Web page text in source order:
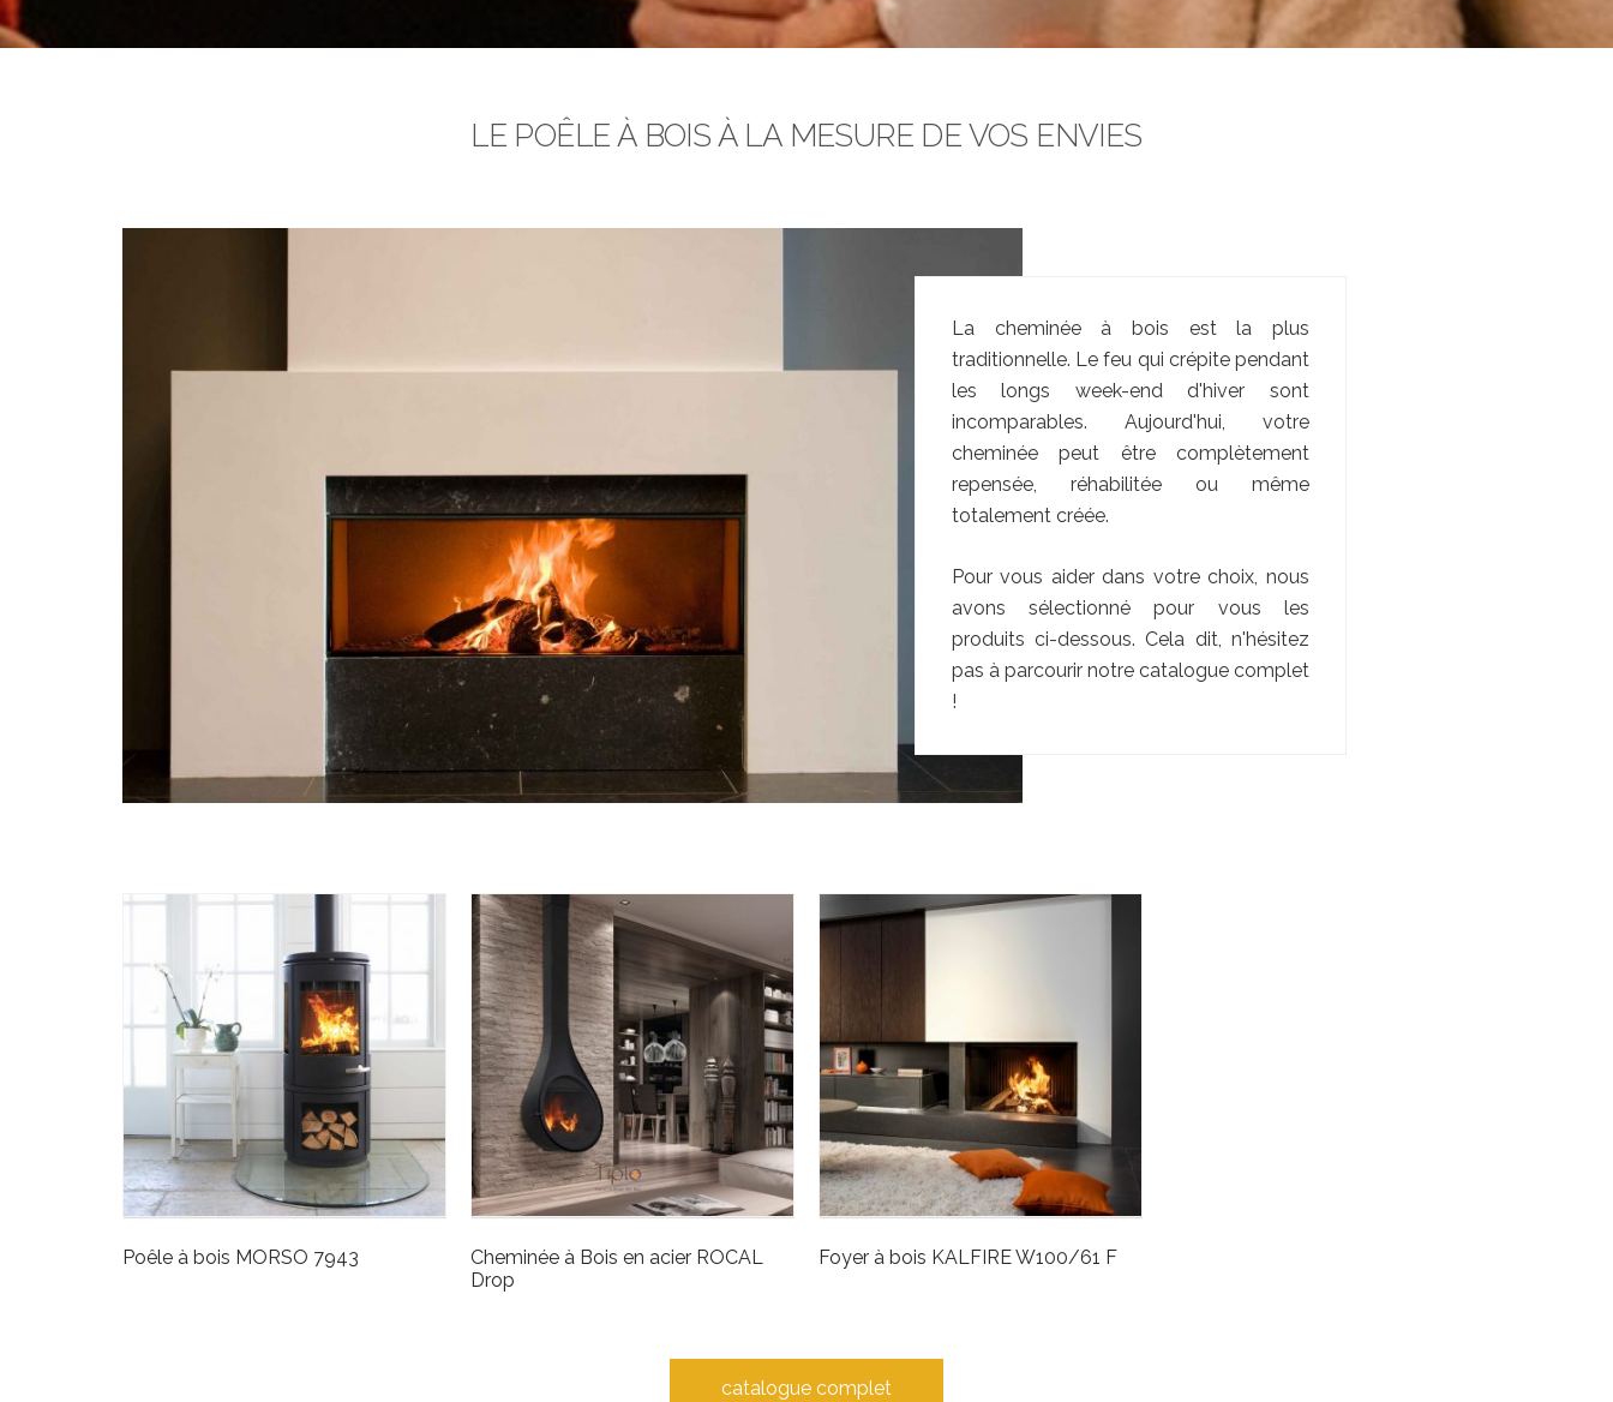
LE POÊLE À BOIS À LA MESURE DE VOS ENVIES
La cheminée à bois est la plus
traditionnelle. Le feu qui crépite pendant
les longs week-end d'hiver sont
incomparables. Aujourd'hui, votre
cheminée peut être complètement
repensée, réhabilitée ou même
totalement créée.
Pour vous aider dans votre choix, nous
avons sélectionné pour vous les
produits ci-dessous. Cela dit, n'hésitez
pas à parcourir notre catalogue complet
!
Poêle à bois MORSO 7943
Cheminée à Bois en acier ROCAL
Drop
Foyer à bois KALFIRE W100/61 F
catalogue complet